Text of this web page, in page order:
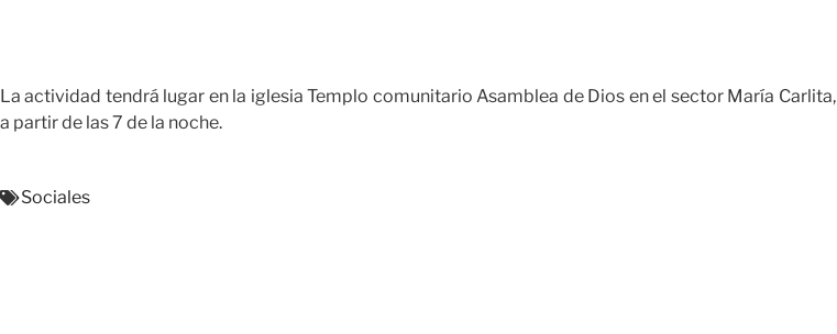
La actividad tendrá lugar en la iglesia Templo comunitario Asamblea de Dios en el sector María Carlita,
a partir de las 7 de la noche.
Sociales